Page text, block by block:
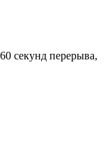
секунд перерыва,